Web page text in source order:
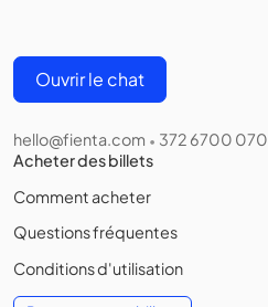
Ouvrir le chat
hello@fienta.com • 372 6700 070
Acheter des billets
Comment acheter
Questions fréquentes
Conditions d'utilisation